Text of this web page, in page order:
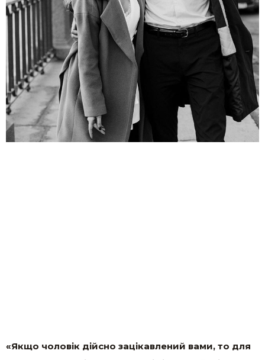
«Якщо чоловік дійсно зацікавлений вами, то для